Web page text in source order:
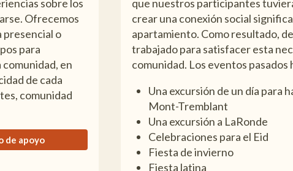
sobre los
Ofrecemos
presencial o
para
en
de cada
comunidad
de apoyo
que nuestros participantes
crear una conexión social
apartamiento. Como resultado,
trabajado para satisfacer esta
comunidad. Los eventos pasados
Una excursión de un día para
Mont-Tremblant
Una excursión a LaRonde
Celebraciones para el Eid
Fiesta de invierno
Fiesta latina